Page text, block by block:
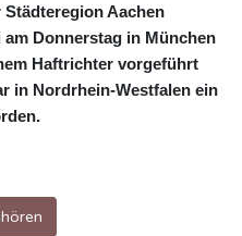
Aachen
Donnerstag in München
Haftrichter vorgeführt
in Nordrhein-Westfalen ein